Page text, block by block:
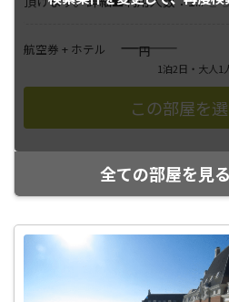
航空券 + ホテル ――――円
1泊2日・大人1
全ての部屋を見